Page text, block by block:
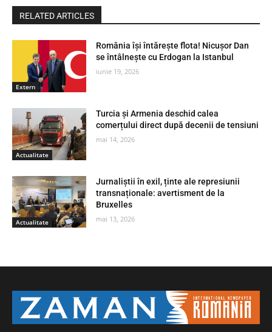
RELATED ARTICLES
Extern
România își întărește flota! Nicușor Dan
se întâlnește cu Erdogan la Istanbul
iunie 19, 2026
Actualitate
Turcia și Armenia deschid calea
comerțului direct după decenii de tensiuni
mai 14, 2026
Actualitate
Jurnaliștii în exil, ținte ale represiunii
transnaționale: avertisment de la
Bruxelles
mai 13, 2026